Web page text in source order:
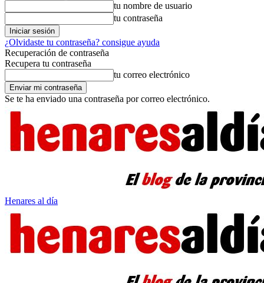
tu nombre de usuario
tu contraseña
¿Olvidaste tu contraseña? consigue ayuda
Recuperación de contraseña
Recupera tu contraseña
tu correo electrónico
Se te ha enviado una contraseña por correo electrónico.
Henares al día